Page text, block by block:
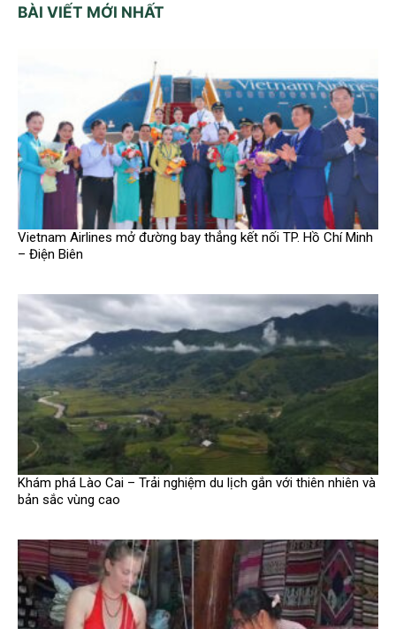
BÀI VIẾT MỚI NHẤT
Vietnam Airlines mở đường bay thẳng kết nối TP. Hồ Chí Minh
– Điện Biên
Khám phá Lào Cai – Trải nghiệm du lịch gắn với thiên nhiên và
bản sắc vùng cao